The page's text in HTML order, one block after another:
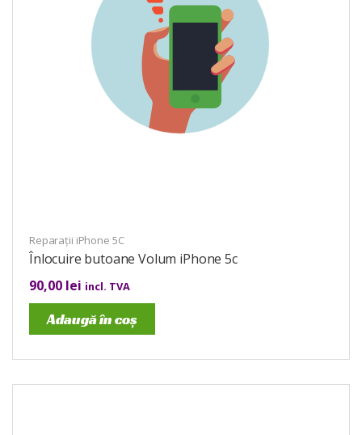
Reparații iPhone 5C
Înlocuire butoane Volum iPhone 5c
90,00 lei incl. TVA
Adaugă în coș